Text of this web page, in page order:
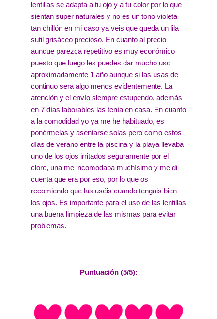
lentillas se adapta a tu ojo y a tu color por lo que
sientan super naturales y no es un tono violeta
tan chillón en mi caso ya veis que queda un lila
sutil grisáceo precioso. En cuanto al precio
aunque parezca repetitivo es muy económico
puesto que luego les puedes dar mucho uso
aproximadamente 1 año aunque si las usas de
continuo sera algo menos evidentemente. La
atención y el envío siempre estupendo, además
en 7 días laborables las tenía en casa. En cuanto
a la comodidad yo ya me he habituado, es
ponérmelas y asentarse solas pero como estos
días de verano entre la piscina y la playa llevaba
uno de los ojos irritados seguramente por el
cloro, una me incomodaba muchísimo y me di
cuenta que era por eso, por lo que os
recomiendo que las uséis cuando tengáis bien
los ojos. Es importante para el uso de las lentillas
una buena limpieza de las mismas para evitar
problemas.
Puntuación (5/5):